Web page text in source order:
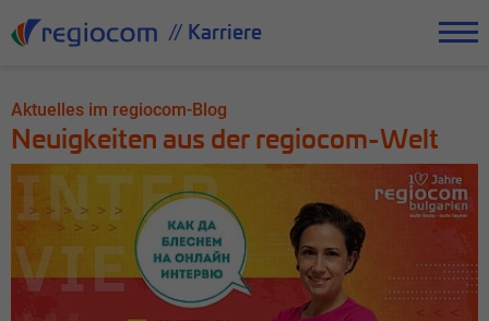
// Karriere
Aktuelles im regiocom-Blog
Neuigkeiten aus der regiocom-Welt